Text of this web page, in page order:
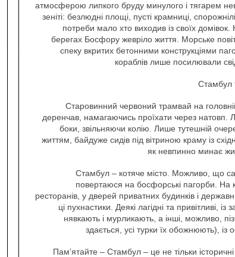
атмосферою липкого бруду минулого і тягарем
зеніті: безлюдні площі, пусті крамниці,
потреби мало хто виходив із своїх
берегах Босфору жевріло життя. Морське
спеку вкритих бетонними конструкціями
кораблів лише посилювали
Стамбул
Старовинний червоний трамвай на
деренчав, намагаючись проїхати через натовп.
боки, звільняючи колію. Лише тутешній
життям, байдуже сидів під вітриною краму із
як невпинно минає
Стамбул – котяче місто. Можливо, що
повертаюся на босфорські пагорби. На
ресторанів, у дверей приватних будинків і
ці пухнастики. Деякі лагідні та привітливі,
нявкають і мурликають, а інші, можливо,
здається, усі турки їх обожнюють), із
Пам’ятайте – Стамбул – це не тільки